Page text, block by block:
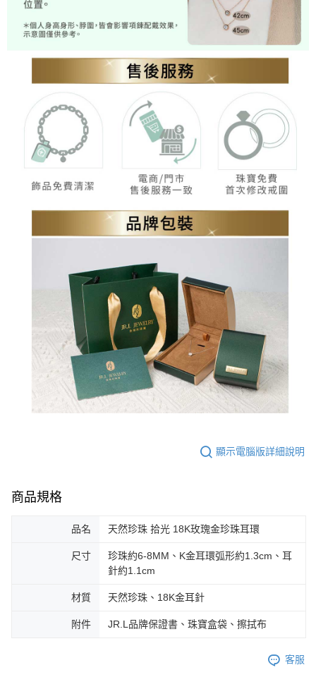
顯示電腦版詳細說明
商品規格
品名 天然珍珠 拾光 18K玫瑰金珍珠耳環
尺寸
珍珠約6-8MM、K金耳環弧形約1.3cm、耳
針約1.1cm
材質 天然珍珠、18K金耳針
附件 JR.L品牌保證書、珠寶盒袋、擦拭布
客服